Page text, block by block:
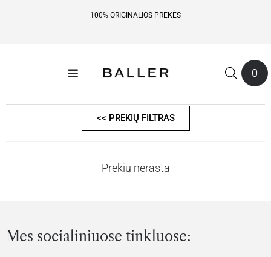
100% ORIGINALIOS PREKĖS
0
<< PREKIŲ FILTRAS
Prekių nerasta
Mes socialiniuose tinkluose: